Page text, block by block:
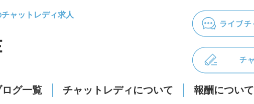
ャットレディ求人
ログ一覧 チャットレディについて 報酬について